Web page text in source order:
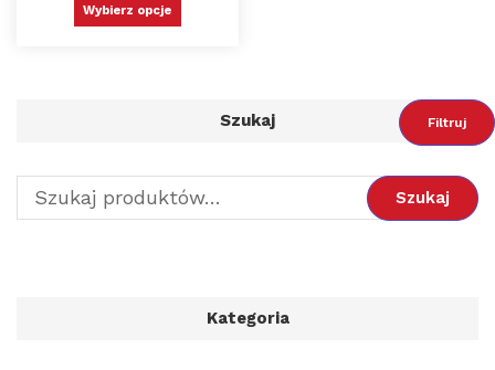
Wybierz opcje
Szukaj
Szukaj
Kategoria
Filtruj